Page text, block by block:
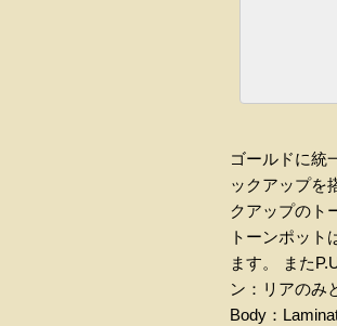
ゴールドに統
ックアップを
クアップのト
トーンポット
ます。 また
ン：リアのみ
Body ：